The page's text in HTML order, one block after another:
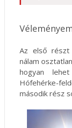
Az első
nálam
hogyan
Hófehérke-
második rész